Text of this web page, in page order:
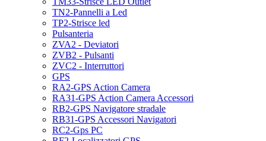
TN2-Pannelli a Led
TP2-Strisce led
Pulsanteria
ZVA2 - Deviatori
ZVB2 - Pulsanti
ZVC2 - Interruttori
GPS
RA2-GPS Action Camera
RA31-GPS Action Camera Accessori
RB2-GPS Navigatore stradale
RB31-GPS Accessori Navigatori
RC2-Gps PC